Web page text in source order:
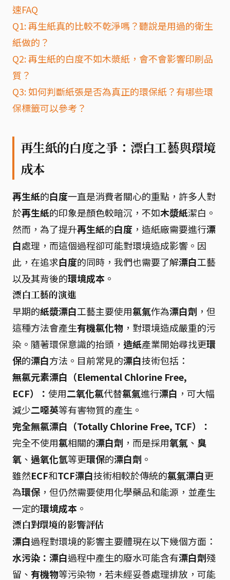
速FAQ
Q1: 再生紙真的比較不乾淨嗎？聽說是用過的衛生
紙做的？
Q2: 再生紙的白度不如木漿紙，會不會影響印刷品
質？
Q3: 如何判斷紙張是否為真正的環保紙？有哪些環
保標籤可以參考？
再生紙的白度之爭：漂白工藝與環境
成本
再生紙的白度一直是消費者關心的重點，許多人對
於再生紙的印象是顏色較暗沉，不如木漿紙潔白。
然而，為了提升再生紙的白度 ，造紙廠需要進行漂
白處理，而這個過程卻可能對環境造成影響。因
此，在追求白度的同時，我們也需要了解漂白工藝
以及其背後的環境成本 。
漂白工藝的演進
早期的紙漿漂白工藝主要使用氯氣作為漂白劑 ，但
這種方法會產生有機氯化物 ，對環境造成嚴重的污
染。隨著環保意識的抬頭， 造紙產業開始尋找更環
保的漂白方法。目前常見的漂白技術包括：
無氯元素漂白（Elemental Chlorine Free,
ECF）： 使用二氧化氯代替氯氣進行漂白 ，可大幅
減少二噁英等有害物質的產生。
完全無氯漂白（Totally Chlorine Free, TCF）：
完全不使用氯相關的漂白劑 ，而是採用氧氣 、 臭
氧 、 過氧化氫等更環保的漂白劑 。
雖然ECF和TCF漂白技術相較於傳統的氯氣漂白更
為環保 ，但仍然需要使用化學藥品和能源，並產生
一定的環境成本 。
漂白對環境的影響評估
漂白過程對環境的影響主要體現在以下幾個方面：
水污染： 漂白過程中產生的廢水可能含有漂白劑殘
留、 有機物等污染物，若未經妥善處理排放，可能